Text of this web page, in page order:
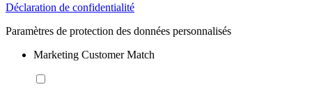
Déclaration de confidentialité
Paramètres de protection des données personnalisés
Marketing Customer Match